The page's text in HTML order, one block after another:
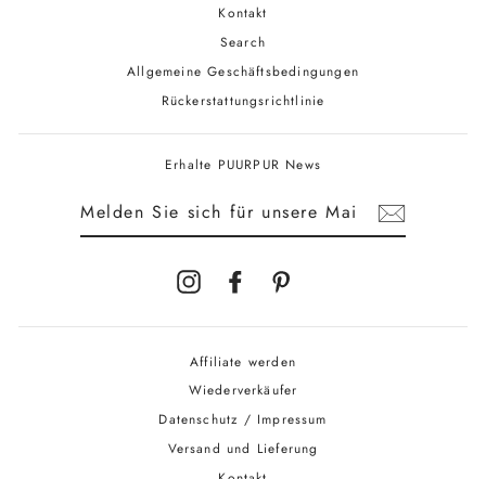
Kontakt
Search
Allgemeine Geschäftsbedingungen
Rückerstattungsrichtlinie
Erhalte PUURPUR News
InstagramFacebook
Affiliate werden
Wiederverkäufer
Datenschutz / Impressum
Versand und Lieferung